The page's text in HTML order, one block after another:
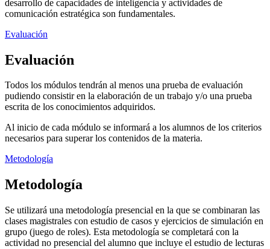
desarrollo de capacidades de inteligencia y actividades de
comunicación estratégica son fundamentales.
Evaluación
Evaluación
Todos los módulos tendrán al menos una prueba de evaluación
pudiendo consistir en la elaboración de un trabajo y/o una prueba
escrita de los conocimientos adquiridos.
Al inicio de cada módulo se informará a los alumnos de los criterios
necesarios para superar los contenidos de la materia.
Metodología
Metodología
Se utilizará una metodología presencial en la que se combinaran las
clases magistrales con estudio de casos y ejercicios de simulación en
grupo (juego de roles). Esta metodología se completará con la
actividad no presencial del alumno que incluye el estudio de lecturas